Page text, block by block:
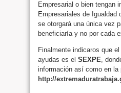
Empresarial o bien tengan
Empresariales de Igualdad
se otorgará una única vez
beneficiaría y no por cada
Finalmente indicaros que
ayudas es el SEXPE,
información así como en la
http://